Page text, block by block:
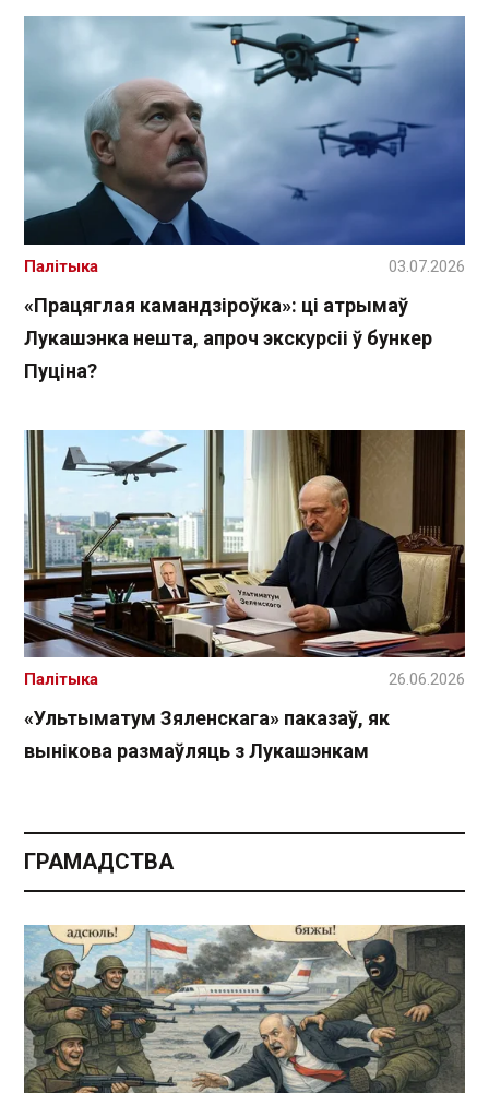
«Працяглая камандзіроўка»: ці атрымаў
Лукашэнка нешта, апроч экскурсіі ў бункер
Пуціна?
Палітыка 03.07.2026
«Ультыматум Зяленскага» паказаў, як
вынікова размаўляць з Лукашэнкам
Палітыка 26.06.2026
ГРАМАДСТВА